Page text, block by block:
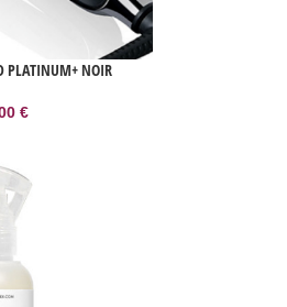
NOIR
€